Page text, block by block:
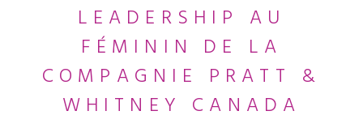
LEADERSHIP AU
FÉMININ DE LA
COMPAGNIE PRATT &
WHITNEY CANADA